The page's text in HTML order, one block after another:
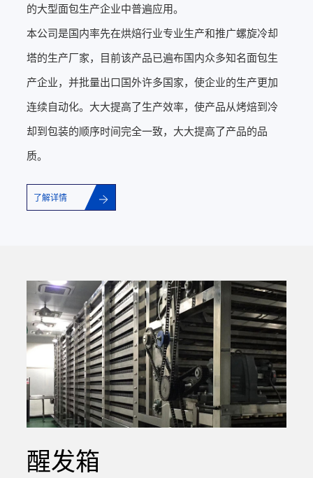
的大型面包生产企业中普遍应用。
本公司是国内率先在烘焙行业专业生产和推广螺旋冷却
塔的生产厂家，目前该产品已遍布国内众多知名面包生
产企业，并批量出口国外许多国家，使企业的生产更加
连续自动化。大大提高了生产效率，使产品从烤焙到冷
却到包装的顺序时间完全一致，大大提高了产品的品
质。
了解详情
醒发箱